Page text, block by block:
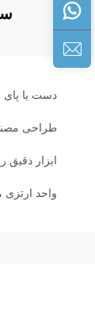
دست یا
طراحی
ابزار دقیق
واحد ارتزی